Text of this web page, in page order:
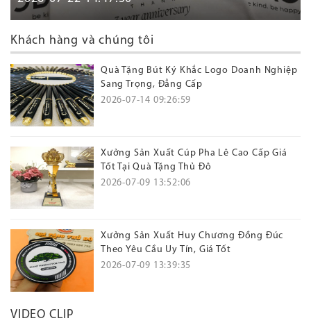
Khách hàng và chúng tôi
Quà Tặng Bút Ký Khắc Logo Doanh Nghiệp
Sang Trọng, Đẳng Cấp
2026-07-14 09:26:59
Xưởng Sản Xuất Cúp Pha Lê Cao Cấp Giá
Tốt Tại Quà Tặng Thủ Đô
2026-07-09 13:52:06
Xưởng Sản Xuất Huy Chương Đồng Đúc
Theo Yêu Cầu Uy Tín, Giá Tốt
2026-07-09 13:39:35
VIDEO CLIP